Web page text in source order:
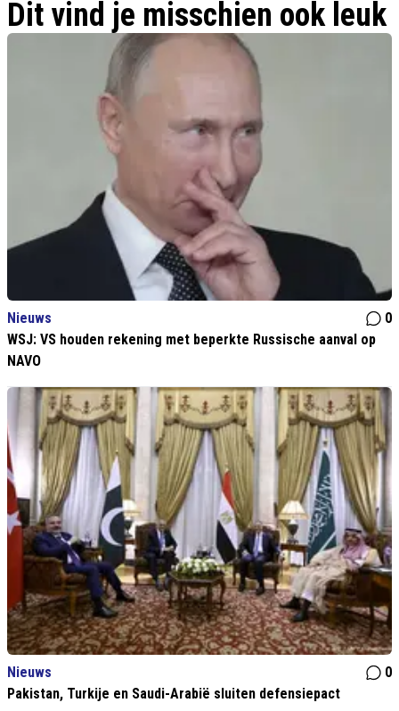
Napoleon?
Dit vind je misschien ook leuk
Nieuws
0
WSJ: VS houden rekening met beperkte Russische aanval op
NAVO
Nieuws
0
Pakistan, Turkije en Saudi-Arabië sluiten defensiepact